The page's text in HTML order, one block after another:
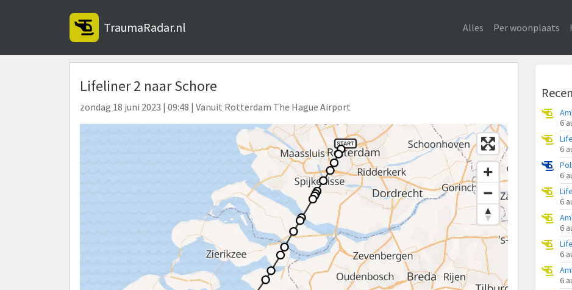
TraumaRadar.nl Alles Per woonplaats
Lifeliner 2 naar Schore
zondag 18 juni 2023 | 09:48 | Vanuit Rotterdam The Hague Airport
6
6
6
6
6
6
6